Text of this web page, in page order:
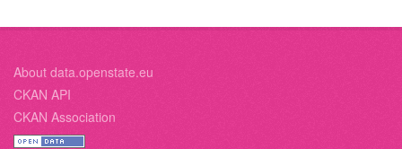
About data.openstate.eu
CKAN API
CKAN Association